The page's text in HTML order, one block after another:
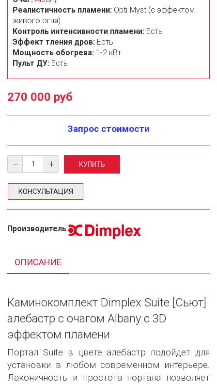
Реалистичность пламени: Opti-Myst (с эффектом
живого огня)
Контроль интенсивности пламени: Есть
Эффект тления дров: Есть
Мощность обогрева: 1-2 кВт
Пульт ДУ: Есть
270 000 руб
Запрос стоимости
КОНСУЛЬТАЦИЯ
Производитель
ОПИСАНИЕ
Каминокомплект Dimplex Suite [Сьют]
алебастр с очагом Albany c 3D
эффектом пламени
Портал Suite в цвете алебастр подойдет для
установки в любом современном интерьере.
Лаконичность и простота портала позволяет